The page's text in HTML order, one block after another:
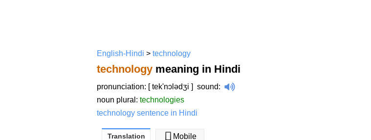
English-Hindi > technology
technology meaning in Hindi
pronunciation: [ tek'nɔlədʒi ] sound:
noun plural: technologies
technology sentence in Hindi
Translation Mobile